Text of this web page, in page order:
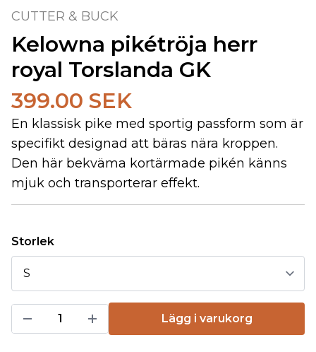
CUTTER & BUCK
Kelowna pikétröja herr
royal Torslanda GK
399.00 SEK
En klassisk pike med sportig passform som är
specifikt designad att bäras nära kroppen.
Den här bekväma kortärmade pikén känns
mjuk och transporterar effekt.
Storlek
Lägg i varukorg